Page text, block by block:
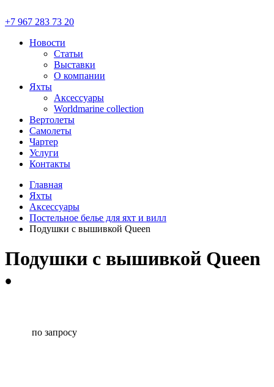
+7 967 283 73 20
Новости
Статьи
Выставки
О компании
Яхты
Аксессуары
Worldmarine collection
Вертолеты
Самолеты
Чартер
Услуги
Контакты
Главная
Яхты
Аксессуары
Постельное белье для яхт и вилл
Подушки с вышивкой Queen
Подушки с вышивкой Queen
•
по запросу